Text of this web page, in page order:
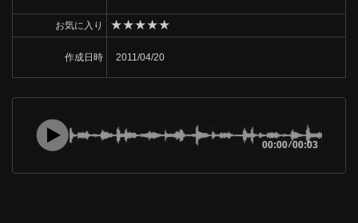
お気に入り ★★★★★
作成日時 2011/04/20
00:00/00:03